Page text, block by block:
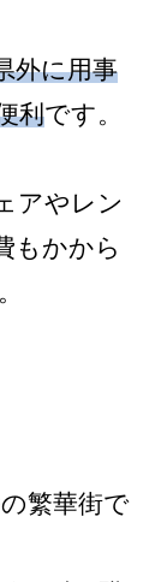
外に用事
利です。
アやレン
もかから
繁華街で